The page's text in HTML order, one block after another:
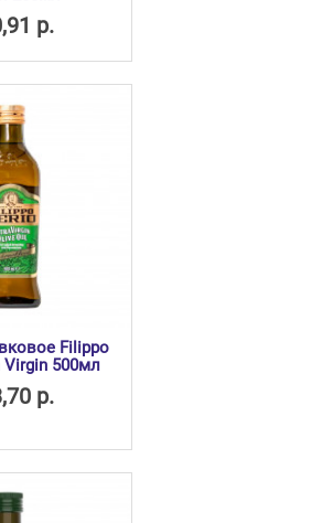
р.
Filippo
Virgin 500мл
р.